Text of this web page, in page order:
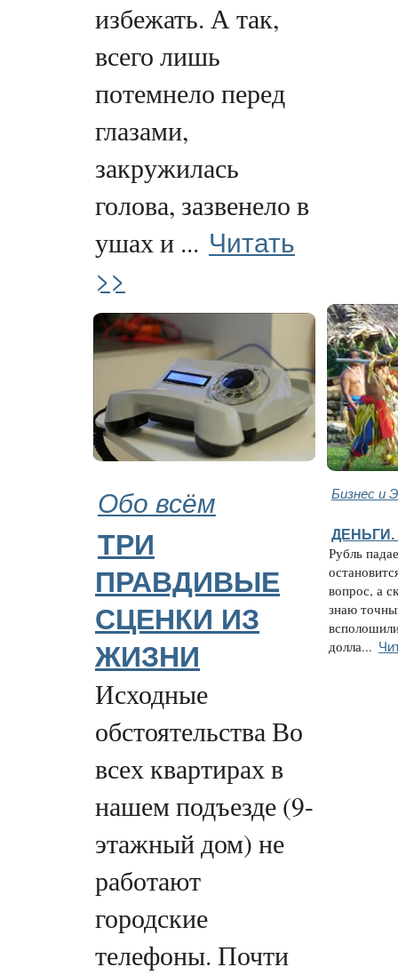
избежать. А так,
всего лишь
потемнело перед
глазами,
закружилась
голова, зазвенело в
ушах и ... Читать
>>
Обо всём Бизнес и
ТРИ
ПРАВДИВЫЕ
СЦЕНКИ ИЗ
ЖИЗНИ
Исходные
обстоятельства Во
всех квартирах в
нашем подъезде (9-
этажный дом) не
работают
городские
телефоны. Почти
ДЕНЬГИ.
Рубль
вопрос, а
знаю
долла...